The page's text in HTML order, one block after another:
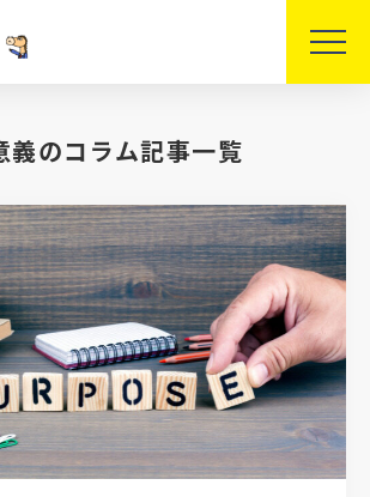
義のコラム記事一覧